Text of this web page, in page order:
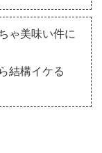
ゃ美味い件に
結構イケる